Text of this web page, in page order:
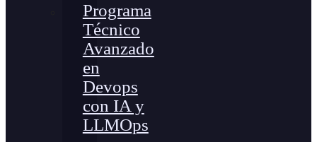
Programa
Técnico
Avanzado
en
Devops
con IA y
LLMOps